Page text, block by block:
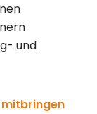
und